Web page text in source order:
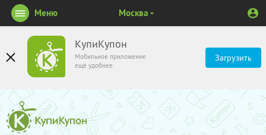
КупиКупон
Мобильное приложение
ещё удобнее
Загрузить
Меню Москва